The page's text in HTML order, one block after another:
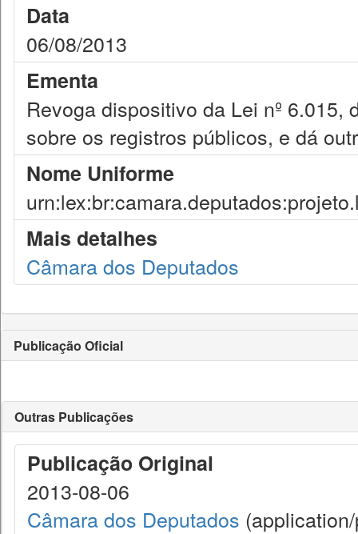
Data
06/08/2013
Ementa
Revoga dispositivo da Lei nº
sobre os registros públicos, e dá
Nome Uniforme
Mais detalhes
Câmara dos Deputados
Publicação Oficial
Outras Publicações
Publicação Original
2013-08-06
Câmara dos Deputados